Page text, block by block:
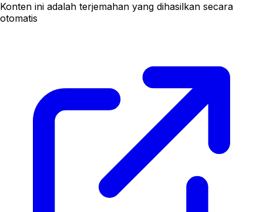
Konten ini adalah terjemahan yang dihasilkan secara
otomatis